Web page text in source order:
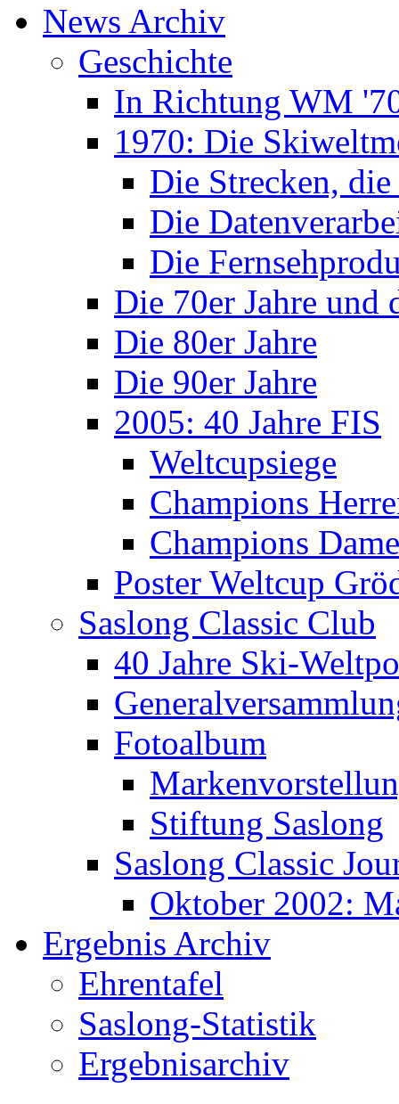
News Archiv
Geschichte
In Richtung WM
1970: Die
Die Strecken,
Die
Die
Die 70er Jahre und
Die 80er Jahre
Die 90er Jahre
2005: 40 Jahre FIS
Weltcupsiege
Champions
Champions
Poster Weltcup
Saslong Classic Club
40 Jahre Ski-
Fotoalbum
Stiftung Saslong
Saslong Classic
Oktober 2002:
Ergebnis Archiv
Ehrentafel
Saslong-Statistik
Ergebnisarchiv